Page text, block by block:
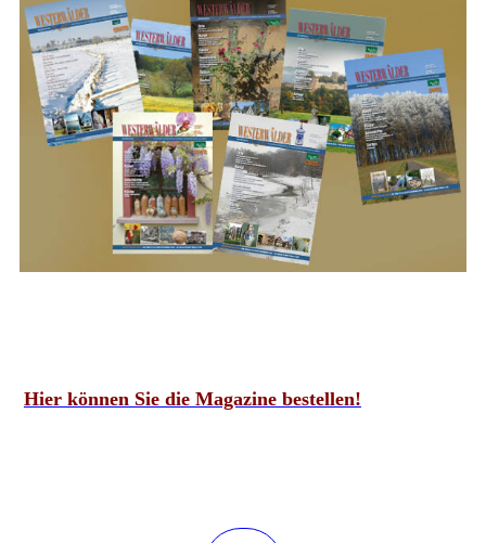
Hier können Sie die Magazine bestellen!